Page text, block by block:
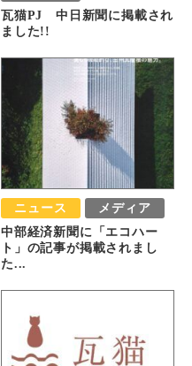
瓦猫PJ 中日新聞に掲載され
ました!!
ニュース メディア
中部経済新聞に「エコハー
ト」の記事が掲載されまし
た...